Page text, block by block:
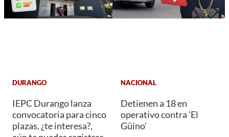
DURANGO
IEPC Durango lanza
convocatoria para cinco
plazas, ¿te interesa?,
NACIONAL
Detienen a 18 en
operativo contra 'El
Güino'